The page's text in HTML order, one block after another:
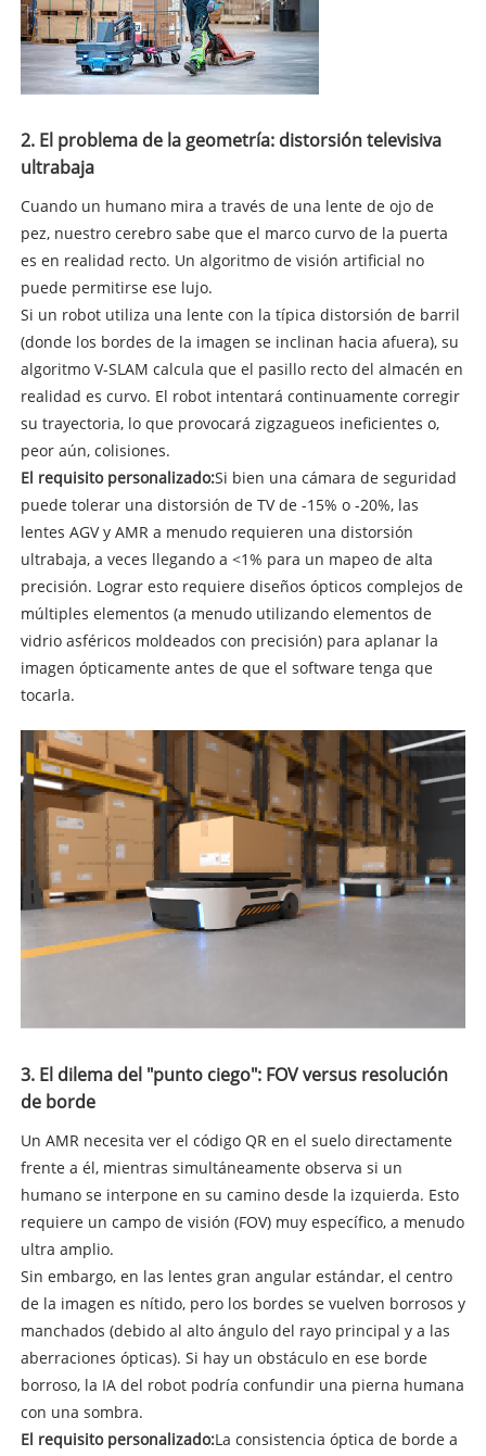
2. El problema de la geometría: distorsión televisiva
ultrabaja
Cuando un humano mira a través de una lente de ojo de
pez, nuestro cerebro sabe que el marco curvo de la puerta
es en realidad recto. Un algoritmo de visión artificial no
puede permitirse ese lujo.
Si un robot utiliza una lente con la típica distorsión de barril
(donde los bordes de la imagen se inclinan hacia afuera), su
algoritmo V-SLAM calcula que el pasillo recto del almacén en
realidad es curvo. El robot intentará continuamente corregir
su trayectoria, lo que provocará zigzagueos ineficientes o,
peor aún, colisiones.
El requisito personalizado:Si bien una cámara de seguridad
puede tolerar una distorsión de TV de -15% o -20%, las
lentes AGV y AMR a menudo requieren una distorsión
ultrabaja, a veces llegando a <1% para un mapeo de alta
precisión. Lograr esto requiere diseños ópticos complejos de
múltiples elementos (a menudo utilizando elementos de
vidrio asféricos moldeados con precisión) para aplanar la
imagen ópticamente antes de que el software tenga que
tocarla.
3. El dilema del "punto ciego": FOV versus resolución
de borde
Un AMR necesita ver el código QR en el suelo directamente
frente a él, mientras simultáneamente observa si un
humano se interpone en su camino desde la izquierda. Esto
requiere un campo de visión (FOV) muy específico, a menudo
ultra amplio.
Sin embargo, en las lentes gran angular estándar, el centro
de la imagen es nítido, pero los bordes se vuelven borrosos y
manchados (debido al alto ángulo del rayo principal y a las
aberraciones ópticas). Si hay un obstáculo en ese borde
borroso, la IA del robot podría confundir una pierna humana
con una sombra.
El requisito personalizado:La consistencia óptica de borde a